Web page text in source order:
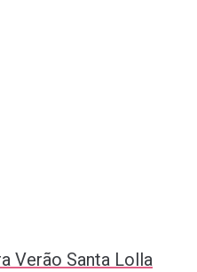
Verão Santa Lolla